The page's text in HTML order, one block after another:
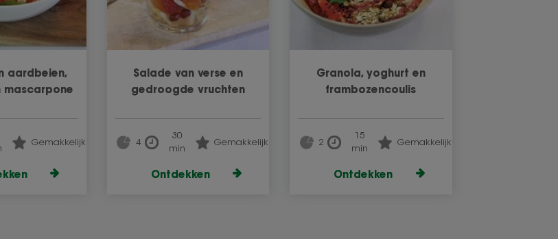
aardbeien,
mascarpone
Gemakkelijk
Salade van verse en
gedroogde vruchten
4
30
min
Gemakkelijk
Ontdekken
Granola, yoghurt en
frambozencoulis
2
15
min
Gemakkelijk
Ontdekken